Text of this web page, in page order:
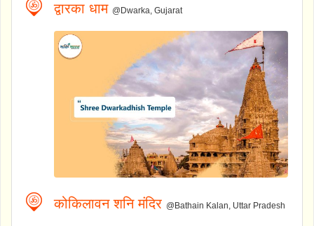
द्वारका धाम @Dwarka, Gujarat
कोकिलावन शनि मंदिर @Bathain Kalan, Uttar Pradesh